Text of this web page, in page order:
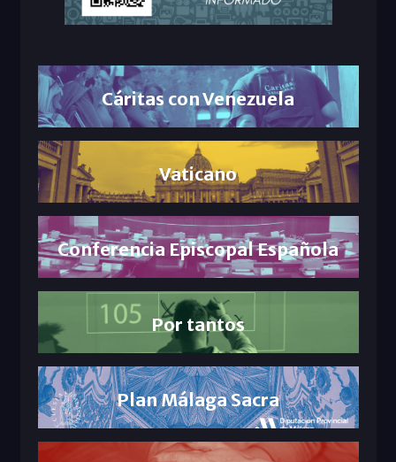
Cáritas con Venezuela
Vaticano
Conferencia Episcopal Española
Por tantos
Plan Málaga Sacra